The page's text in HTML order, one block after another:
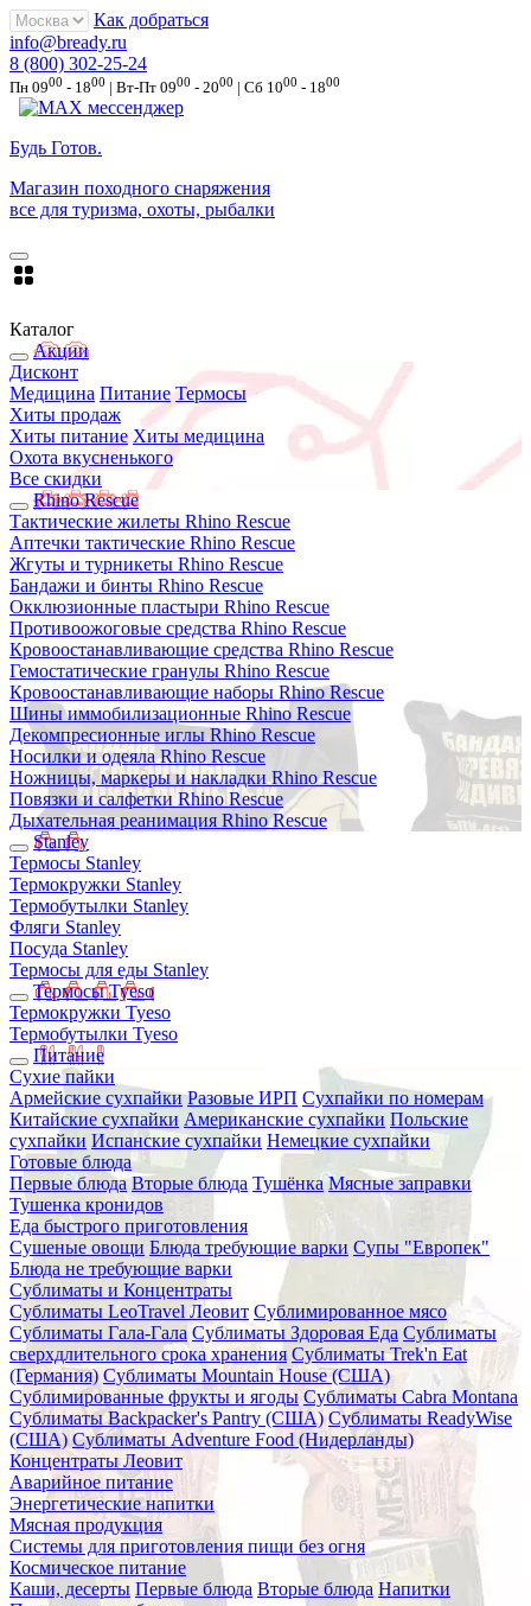
Как добраться
info@bready.ru
8 (800) 302-25-24
Пн 0900 - 1800 | Вт-Пт 0900 - 2000 | Сб 1000 - 1800
Будь Готов.
Магазин походного снаряжения
все для туризма, охоты, рыбалки
Каталог
Акции
Дисконт
Медицина Питание Термосы
Хиты продаж
Хиты питание Хиты медицина
Охота вкусненького
Все скидки
Rhino Rescue
Тактические жилеты Rhino Rescue
Аптечки тактические Rhino Rescue
Жгуты и турникеты Rhino Rescue
Бандажи и бинты Rhino Rescue
Окклюзионные пластыри Rhino Rescue
Противоожоговые средства Rhino Rescue
Кровоостанавливающие средства Rhino Rescue
Гемостатические гранулы Rhino Rescue
Кровоостанавливающие наборы Rhino Rescue
Шины иммобилизационные Rhino Rescue
Декомпресионные иглы Rhino Rescue
Носилки и одеяла Rhino Rescue
Ножницы, маркеры и накладки Rhino Rescue
Повязки и салфетки Rhino Rescue
Дыхательная реанимация Rhino Rescue
Stanley
Термосы Stanley
Термокружки Stanley
Термобутылки Stanley
Фляги Stanley
Посуда Stanley
Термосы для еды Stanley
Термосы Tyeso
Термокружки Tyeso
Термобутылки Tyeso
Питание
Сухие пайки
Армейские сухпайки Разовые ИРП Сухпайки по номерам
Китайские сухпайки Американские сухпайки Польские
сухпайки Испанские сухпайки Немецкие сухпайки
Готовые блюда
Первые блюда Вторые блюда Тушёнка Мясные заправки
Тушенка кронидов
Еда быстрого приготовления
Сушеные овощи Блюда требующие варки Супы "Европек"
Блюда не требующие варки
Сублиматы и Концентраты
Сублиматы LeoTravel Леовит Сублимированное мясо
Сублиматы Гала-Гала Сублиматы Здоровая Еда Сублиматы
сверхдлительного срока хранения Сублиматы Trek'n Eat
(Германия) Сублиматы Mountain House (США)
Сублимированные фрукты и ягоды Сублиматы Cabra Montana
Сублиматы Backpacker's Pantry (США) Сублиматы ReadyWise
(США) Сублиматы Adventure Food (Нидерланды)
Концентраты Леовит
Аварийное питание
Энергетические напитки
Мясная продукция
Системы для приготовления пищи без огня
Космическое питание
Каши, десерты Первые блюда Вторые блюда Напитки